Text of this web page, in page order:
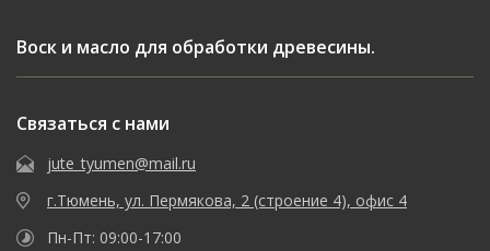
Воск и масло для обработки древесины.
Связаться с нами
jute_tyumen@mail.ru
г.Тюмень, ул. Пермякова, 2 (строение 4), офис 4
Пн-Пт: 09:00-17:00